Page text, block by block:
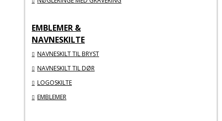
EMBLEMER &
NAVNESKILTE
NAVNESKILT TIL BRYST
NAVNESKILT TIL DØR
LOGOSKILTE
EMBLEMER